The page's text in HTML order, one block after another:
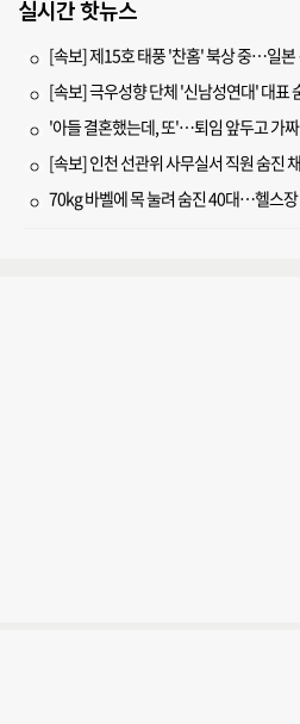
실시간 핫뉴스
[속보] 제15호 태풍 '찬홈' 북상 중…일본
[속보] 극우성향 단체 '신남성연대' 대표
'아들 결혼했는데, 또'…퇴임 앞두고 가
[속보] 인천 선관위 사무실서 직원 숨진
70kg 바벨에 목 눌려 숨진 40대…헬스